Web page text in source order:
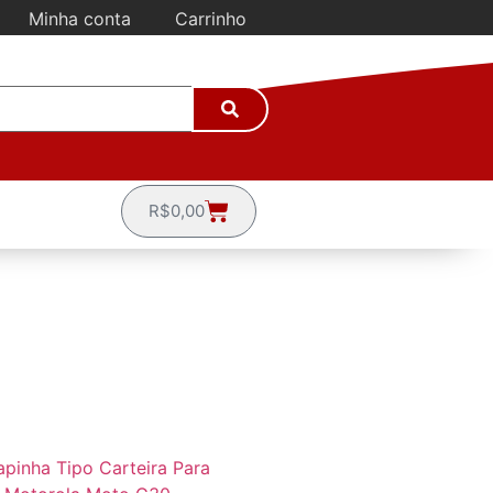
Minha conta Carrinho
R$0,00